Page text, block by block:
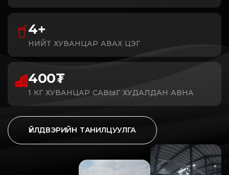
4+
НИЙТ ХУВАНЦАР АВАХ ЦЭГ
400₮
1 КГ ХУВАНЦАР САВЫГ ХУДАЛДАН АВНА
ҮЙЛДВЭРИЙН ТАНИЛЦУУЛГА